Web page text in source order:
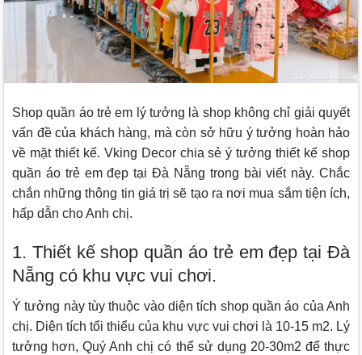
Shop quần áo trẻ em lý tưởng là shop không chỉ giải quyết
vấn đề của khách hàng, mà còn sở hữu ý tưởng hoàn hảo
về mặt thiết kế. Vking Decorchia sẻ ý tưởng thiết kế shop
quần áo trẻ em đẹp tại Đà Nẵng trong bài viết này. Chắc
chắn những thông tin giá trị sẽ tạo ra nơi mua sắm tiện ích,
hấp dẫn cho Anh chị.
1. Thiết kế shop quần áo trẻ em đẹp tại Đà
Nẵng có khu vực vui chơi.
Ý tưởng này tùy thuộc vào diện tích shop quần áo của Anh
chị. Diện tích tổi thiểu của khu vực vui chơi là 10-15 m2. Lý
tưởng hơn, Quý Anh chị có thể sử dụng 20-30m2 để thực